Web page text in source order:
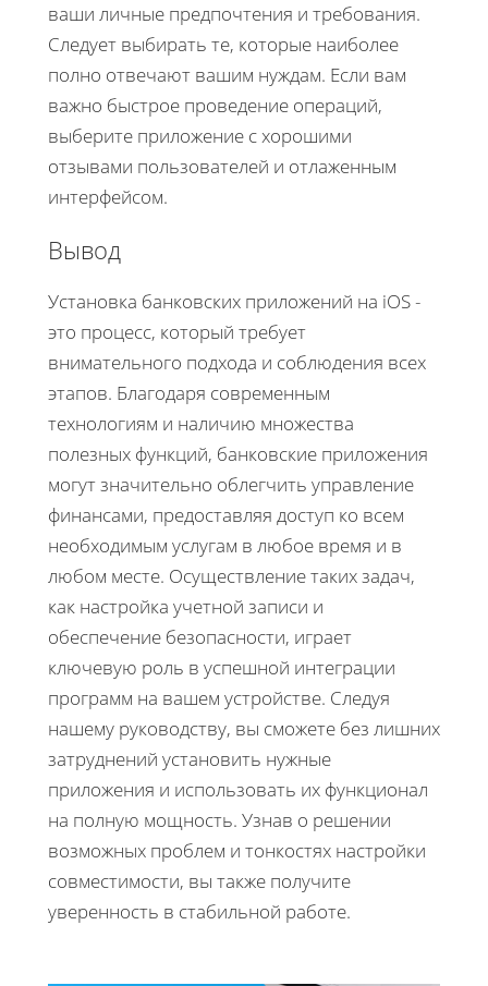
ваши личные предпочтения и требования.
Следует выбирать те, которые наиболее
полно отвечают вашим нуждам. Если вам
важно быстрое проведение операций,
выберите приложение с хорошими
отзывами пользователей и отлаженным
интерфейсом.
Вывод
Установка банковских приложений на iOS -
это процесс, который требует
внимательного подхода и соблюдения всех
этапов. Благодаря современным
технологиям и наличию множества
полезных функций, банковские приложения
могут значительно облегчить управление
финансами, предоставляя доступ ко всем
необходимым услугам в любое время и в
любом месте. Осуществление таких задач,
как настройка учетной записи и
обеспечение безопасности, играет
ключевую роль в успешной интеграции
программ на вашем устройстве. Следуя
нашему руководству, вы сможете без лишних
затруднений установить нужные
приложения и использовать их функционал
на полную мощность. Узнав о решении
возможных проблем и тонкостях настройки
совместимости, вы также получите
уверенность в стабильной работе.